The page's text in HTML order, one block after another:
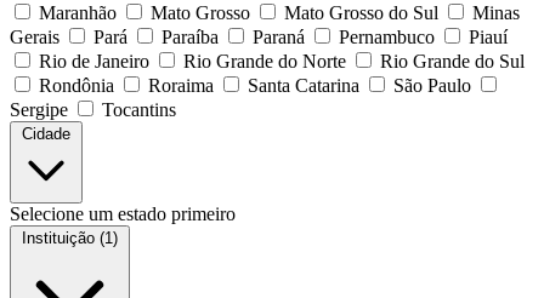
Maranhão
Mato Grosso Mato Grosso do Sul
Minas
Gerais
Pará Paraíba Paraná Pernambuco
Piauí
Rio de Janeiro
Rio Grande do Norte
Rio Grande do Sul
Rondônia
Roraima Santa Catarina
São Paulo
Sergipe
Tocantins
Cidade
Selecione um estado primeiro
Instituição (1)